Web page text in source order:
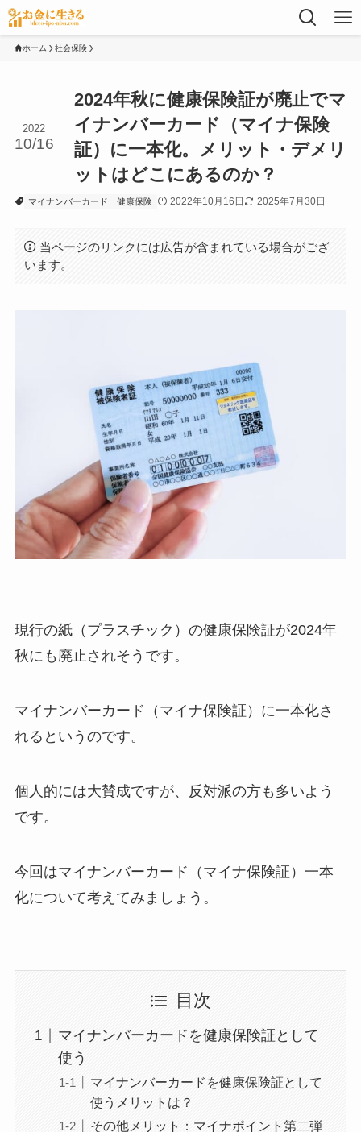
ホーム 社会保険
2024年秋に健康保険証が廃止でマ
イナンバーカード（マイナ保険
証）に一本化。メリット・デメリ
ットはどこにあるのか？
2022
10/16
マイナンバーカード 健康保険 2022年10月16日 2025年7月30日
当ページのリンクには広告が含まれている場合がござ
います。
現行の紙（プラスチック）の健康保険証が2024年
秋にも廃止されそうです。
マイナンバーカード（マイナ保険証）に一本化さ
れるというのです。
個人的には大賛成ですが、反対派の方も多いよう
です。
今回はマイナンバーカード（マイナ保険証）一本
化について考えてみましょう。
目次
マイナンバーカードを健康保険証として
使う
マイナンバーカードを健康保険証として
使うメリットは？
その他メリット：マイナポイント第二弾